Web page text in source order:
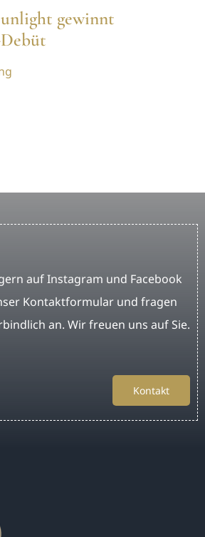
gewinnt
auf Instagram und Facebook
Kontaktformular und fragen
an. Wir freuen uns auf Sie.
Kontakt